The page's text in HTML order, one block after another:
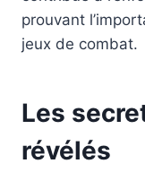
prouvant
jeux de combat.
Les
révélés